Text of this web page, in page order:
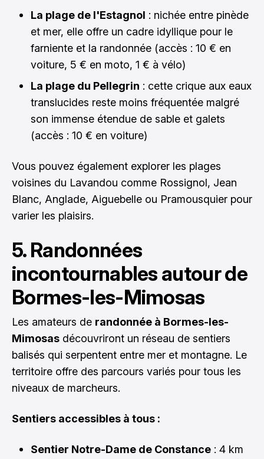
La plage de l'Estagnol : nichée entre pinède
et mer, elle offre un cadre idyllique pour le
farniente et la randonnée (accès : 10 € en
voiture, 5 € en moto, 1 € à vélo)
La plage du Pellegrin : cette crique aux eaux
translucides reste moins fréquentée malgré
son immense étendue de sable et galets
(accès : 10 € en voiture)
Vous pouvez également explorer les plages
voisines du Lavandou comme Rossignol, Jean
Blanc, Anglade, Aiguebelle ou Pramousquier pour
varier les plaisirs.
5. Randonnées
incontournables autour de
Bormes-les-Mimosas
Les amateurs de randonnée à Bormes-les-
Mimosas découvriront un réseau de sentiers
balisés qui serpentent entre mer et montagne. Le
territoire offre des parcours variés pour tous les
niveaux de marcheurs.
Sentiers accessibles à tous :
Sentier Notre-Dame de Constance : 4 km